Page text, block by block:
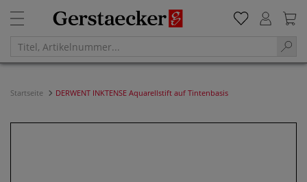
Startseite DERWENT INKTENSE Aquarellstift auf Tintenbasis